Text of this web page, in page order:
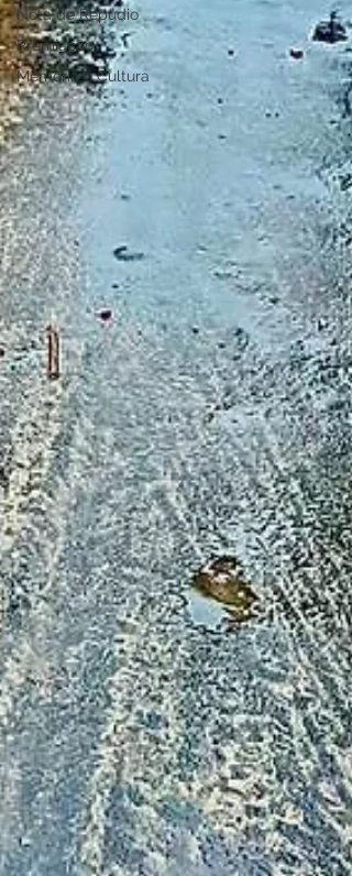
Nota de Repúdio
Premiação
Memória e Cultura